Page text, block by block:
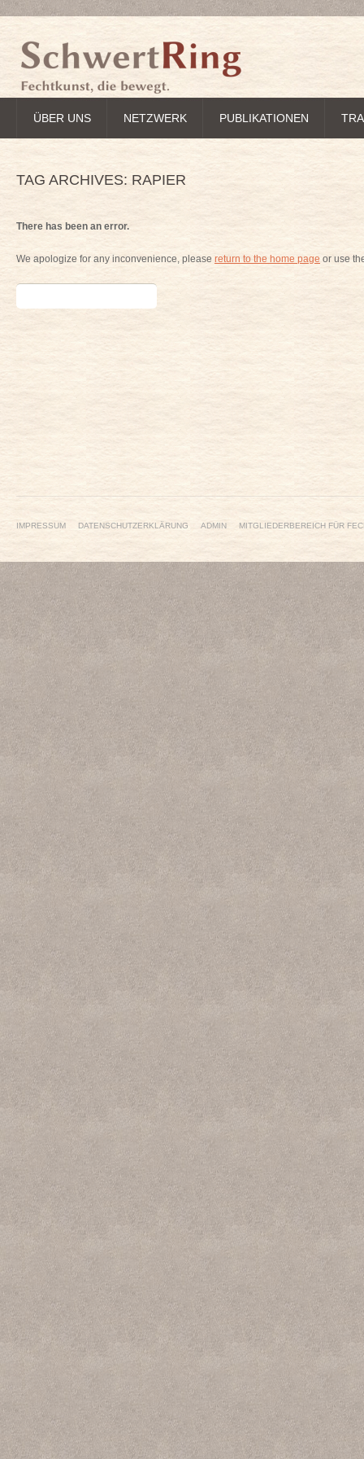
ÜBER UNS NETZWERK PUBLIKATIONEN
TAG ARCHIVES:RAPIER
There has been an error.
We apologize for any inconvenience, please return to the home page or use
IMPRESSUM DATENSCHUTZERKLÄRUNG ADMIN MITGLIEDERBEREICH FÜR